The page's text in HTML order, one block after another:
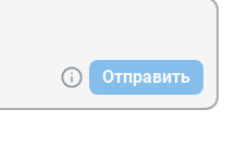
Отправить